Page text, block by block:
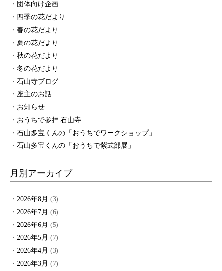
団体向け企画
四季の花だより
春の花だより
夏の花だより
秋の花だより
冬の花だより
石山寺ブログ
座主のお話
お知らせ
おうちで参拝 石山寺
石山多宝くんの「おうちでワークショップ」
石山多宝くんの「おうちで紫式部展」
月別アーカイブ
2026年8月 (3)
2026年7月 (6)
2026年6月 (5)
2026年5月 (7)
2026年4月 (3)
2026年3月 (7)